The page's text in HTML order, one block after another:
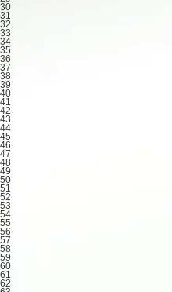
30
31
32
33
34
35
36
37
38
39
40
41
42
43
44
45
46
47
48
49
50
51
52
53
54
55
56
57
58
59
60
61
62